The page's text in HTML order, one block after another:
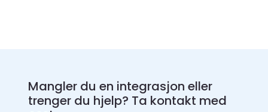
Mangler du en integrasjon eller
trenger du hjelp? Ta kontakt med